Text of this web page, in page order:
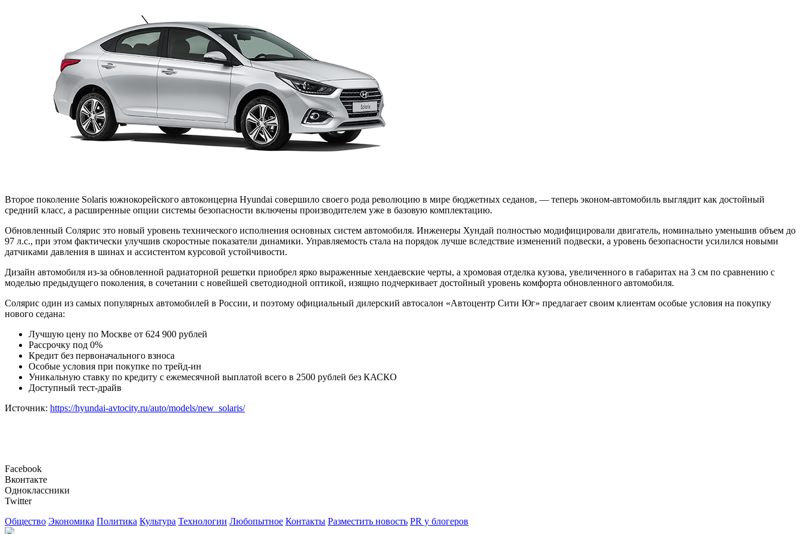
Второе поколение Solaris южнокорейского автоконцерна Hyundai совершило своего рода революцию в мире бюджетных седанов, — теперь эконом-автомобиль выглядит как достойный
средний класс, а расширенные опции системы безопасности включены производителем уже в базовую комплектацию.
Обновленный Солярис это новый уровень технического исполнения основных систем автомобиля. Инженеры Хундай полностью модифицировали двигатель, номинально уменьшив объем до
97 л.с., при этом фактически улучшив скоростные показатели динамики. Управляемость стала на порядок лучше вследствие изменений подвески, а уровень безопасности усилился новыми
датчиками давления в шинах и ассистентом курсовой устойчивости.
Дизайн автомобиля из-за обновленной радиаторной решетки приобрел ярко выраженные хендаевские черты, а хромовая отделка кузова, увеличенного в габаритах на 3 см по сравнению с
моделью предыдущего поколения, в сочетании с новейшей светодиодной оптикой, изящно подчеркивает достойный уровень комфорта обновленного автомобиля.
Солярис один из самых популярных автомобилей в России, и поэтому официальный дилерский автосалон «Автоцентр Сити Юг» предлагает своим клиентам особые условия на покупку
нового седана:
Лучшую цену по Москве от 624 900 рублей
Рассрочку под 0%
Кредит без первоначального взноса
Особые условия при покупке по трейд-ин
Уникальную ставку по кредиту с ежемесячной выплатой всего в 2500 рублей без КАСКО
Доступный тест-драйв
Источник: https://hyundai-avtocity.ru/auto/models/new_solaris/
Facebook
Вконтакте
Одноклассники
Twitter
Общество Экономика Политика Культура Технологии Любопытное Контакты Разместить новость PR у блогеров